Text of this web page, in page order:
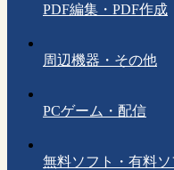
PDF編集・PDF作成
周辺機器・その他
PCゲーム・配信
無料ソフト・有料ソ